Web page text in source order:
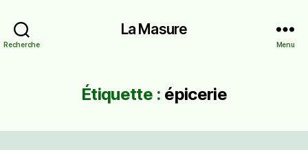
Recherche
La Masure
Menu
Étiquette : épicerie